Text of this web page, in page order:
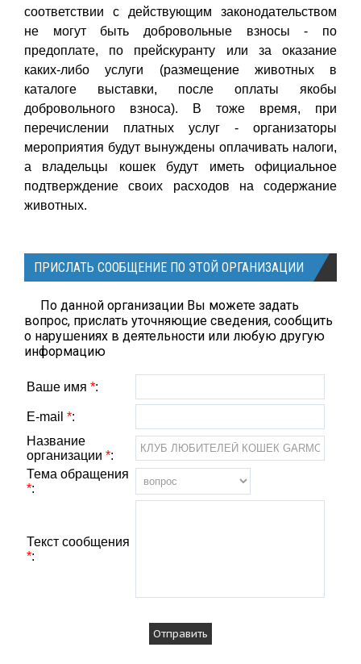
соответствии с действующим законодательством
не могут быть добровольные взносы - по
предоплате, по прейскуранту или за оказание
каких-либо услуги (размещение животных в
каталоге выставки, после оплаты якобы
добровольного взноса). В тоже время, при
перечислении платных услуг - организаторы
мероприятия будут вынуждены оплачивать налоги,
а владельцы кошек будут иметь официальное
подтверждение своих расходов на содержание
животных.
ПРИСЛАТЬ СООБЩЕНИЕ ПО ЭТОЙ ОРГАНИЗАЦИИ
По данной организации Вы можете задать
вопрос, прислать уточняющие сведения, сообщить
о нарушениях в деятельности или любую другую
информацию
Ваше имя *:
E-mail *:
Название
организации *:
Тема обращения
*:
Текст сообщения
*: